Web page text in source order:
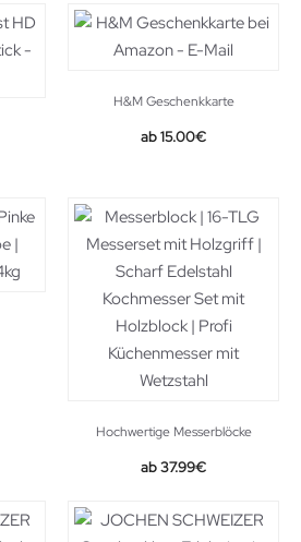
H&M Geschenkkarte
15.00€
Hochwertige Messerblöcke
37.99€